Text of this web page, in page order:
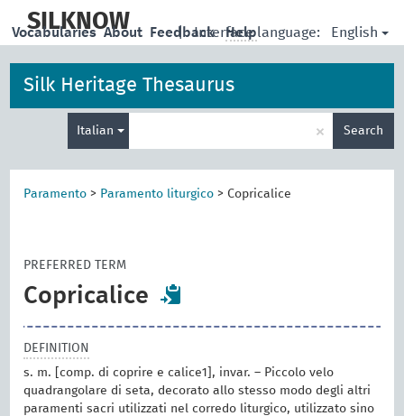
main
SILKNOW | Interface language: English
Vocabularies About Feedback Help
Silk Heritage Thesaurus
Italian × Search
Paramento > Paramento liturgico > Copricalice
PREFERRED TERM
Copricalice
DEFINITION
s. m. [comp. di coprire e calice1], invar. – Piccolo velo
quadrangolare di seta, decorato allo stesso modo degli altri
paramenti sacri utilizzati nel corredo liturgico, utilizzato sino